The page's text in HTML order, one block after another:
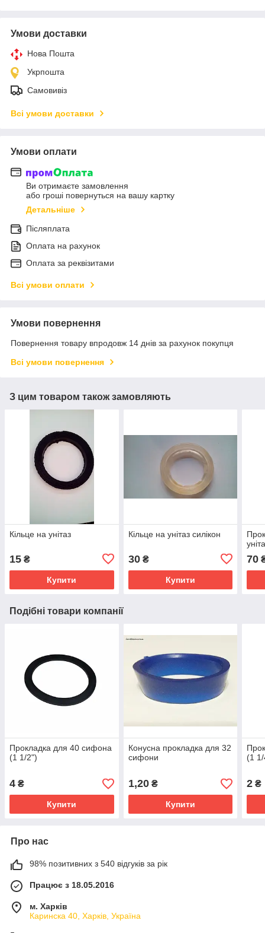
Умови доставки
Нова Пошта
Укрпошта
Самовивіз
Всі умови доставки
Умови оплати
Ви отримаєте замовлення
або гроші повернуться на вашу картку
Детальніше
Післяплата
Оплата на рахунок
Оплата за реквізитами
Всі умови оплати
Умови повернення
Повернення товару впродовж 14 днів за рахунок покупця
Всі умови повернення
З цим товаром також замовляють
Кільце на унітаз
15 ₴
Купити
Кільце на унітаз силікон
30₴
Купити
70
Подібні товари компанії
Прокладка для 40 сифона
(1 1/2")
4 ₴
Купити
Конусна прокладка для 32
сифони
1,20₴
Купити
(1
2 ₴
Про нас
98% позитивних з 540 відгуків за рік
Працює з 18.05.2016
м. Харків
Каринска 40, Харків, Україна